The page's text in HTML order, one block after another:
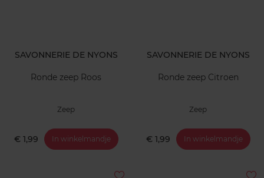
SAVONNERIE DE NYONS
Ronde zeep Roos
Zeep
€ 1,99 In winkelmandje
SAVONNERIE DE NYONS
Ronde zeep Citroen
Zeep
€ 1,99 In winkelmandje